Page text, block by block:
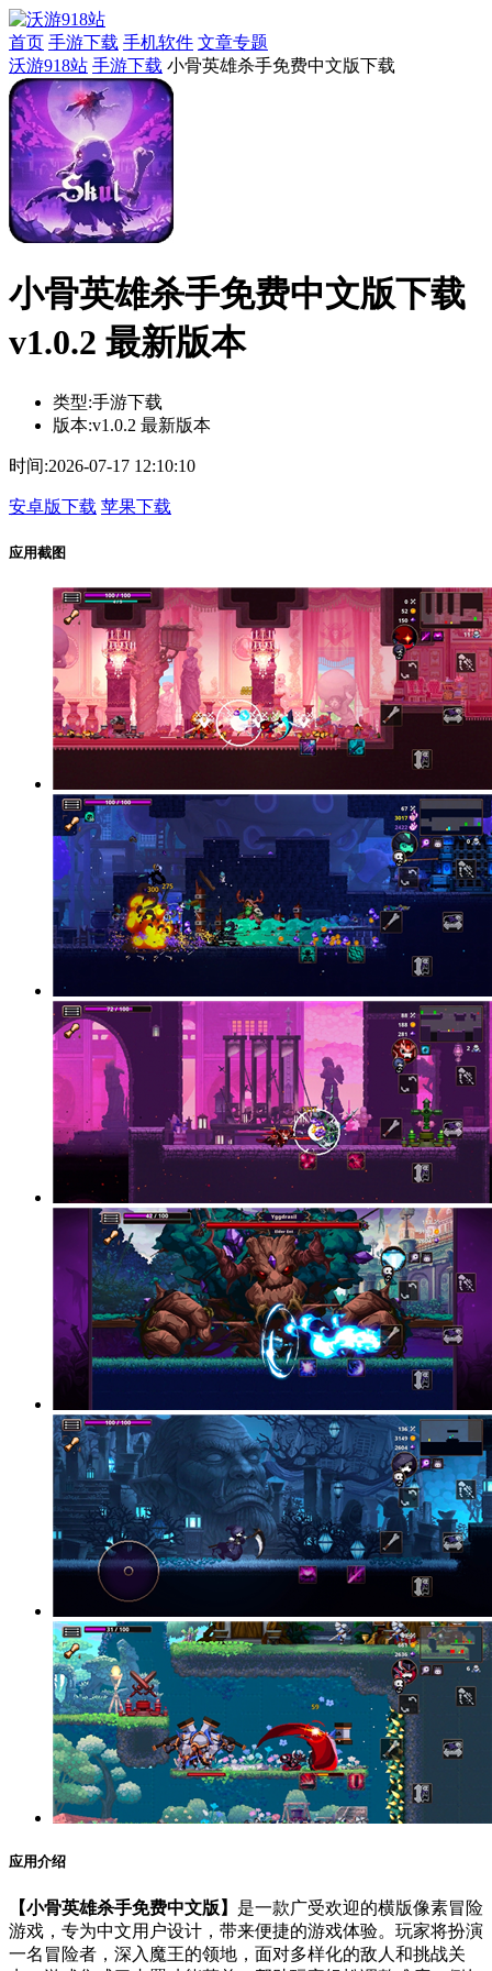
首页 手游下载 手机软件 文章专题
沃游918站 手游下载 小骨英雄杀手免费中文版下载
小骨英雄杀手免费中文版下载
v1.0.2 最新版本
类型:手游下载
版本:v1.0.2 最新版本
时间:2026-07-17 12:10:10
安卓版下载 苹果下载
应用截图
应用介绍
【小骨英雄杀手免费中文版】 是一款广受欢迎的横版像素冒险
游戏，专为中文用户设计，带来便捷的游戏体验。玩家将扮演
一名冒险者，深入魔王的领地，面对多样化的敌人和挑战关